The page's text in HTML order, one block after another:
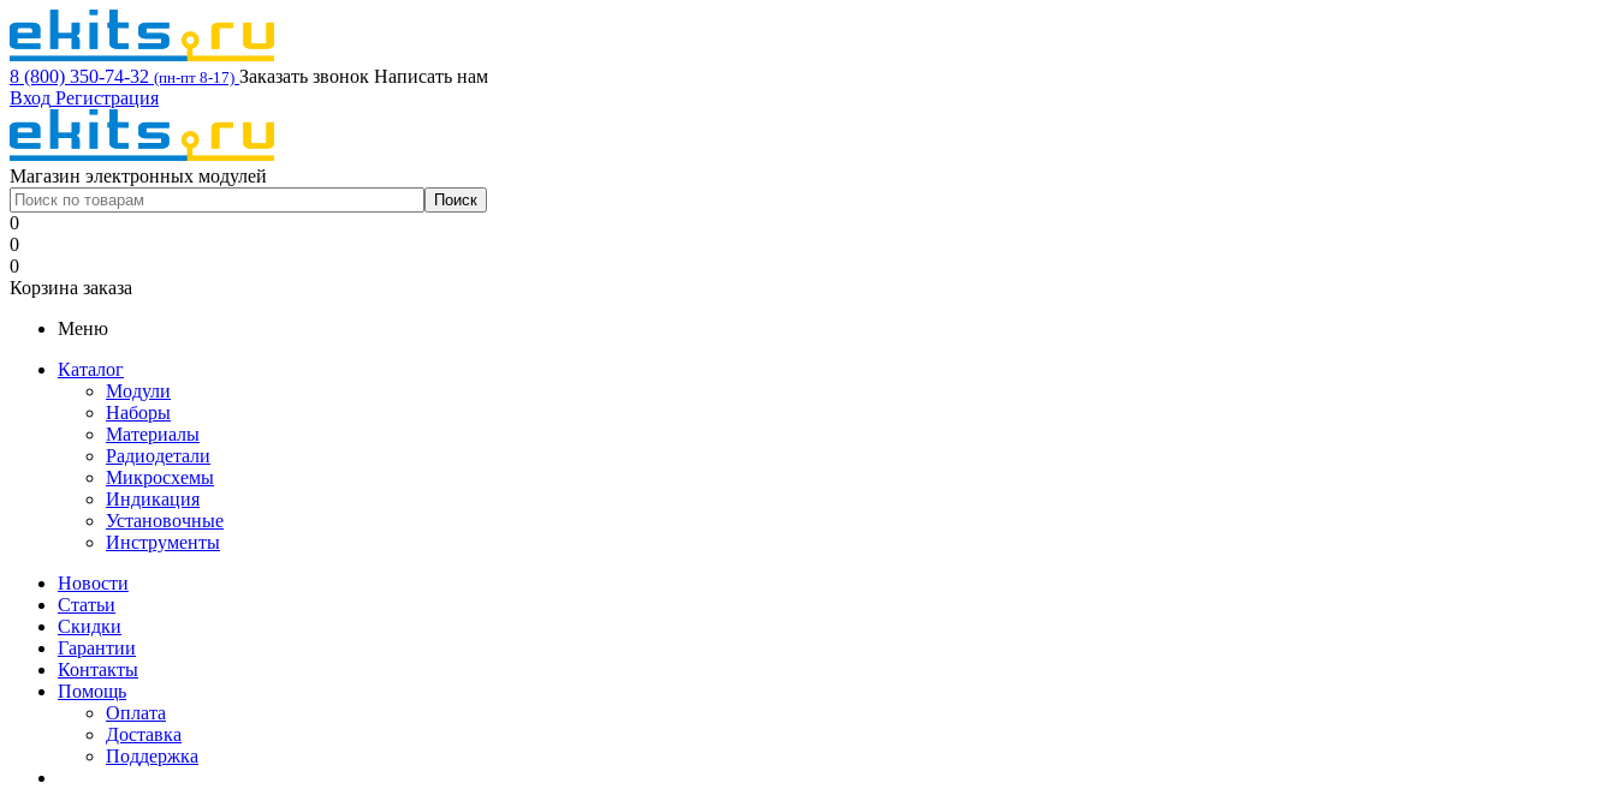
8 (800) 350-74-32 (пн-пт 8-17) Заказать звонок Написать нам
Вход Регистрация
Магазин электронных модулей
0
0
0
Корзина заказа
Меню
Каталог
Модули
Наборы
Материалы
Радиодетали
Микросхемы
Индикация
Установочные
Инструменты
Новости
Статьи
Скидки
Гарантии
Контакты
Помощь
Оплата
Доставка
Поддержка